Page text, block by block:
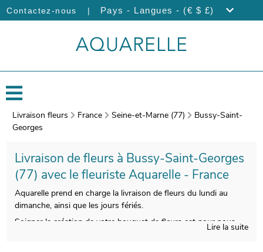
Contactez-nous | Pays - Langues - (€ $ £)
Livraison fleurs France Seine-et-Marne (77)
Bussy-Saint-
Georges
Livraison de fleurs à Bussy-Saint-Georges
(77) avec le fleuriste Aquarelle - France
Aquarelle prend en charge la livraison de fleurs du lundi au
dimanche, ainsi que les jours fériés.
Soigner la création de votre bouquet de fleurs est pour nous
Lire la suite